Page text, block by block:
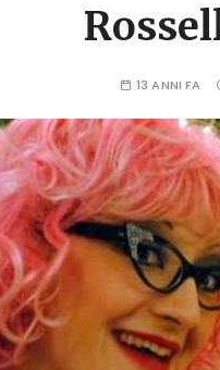
13 ANNI FA